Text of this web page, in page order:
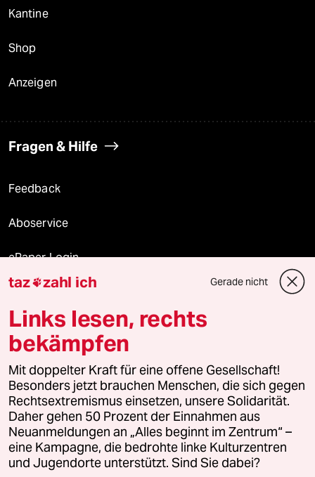
Kantine
Shop
Anzeigen
Fragen & Hilfe
Feedback
Aboservice
ePaper Login
Downloads für Abonnierende
© 2026 taz Verlags und Vertriebs GmbH
Alle Rechte vorbehalten. Bei rechtlichen Fragen oder für Genehmigungen
wenden Sie sich bitte an lizenzen@taz.de
Feedback Redaktionsstatut Kommune-Richtlinien
Leitlinie Informant Datenschutz Impressum AGB
taz zahl ich Gerade nicht
Links lesen, rechts
bekämpfen
Mit doppelter Kraft für eine offene Gesellschaft!
Besonders jetzt brauchen Menschen, die sich gegen
Rechtsextremismus einsetzen, unsere Solidarität.
Daher gehen 50 Prozent der Einnahmen aus
Neuanmeldungen an „Alles beginnt im Zentrum“ –
eine Kampagne, die bedrohte linke Kulturzentren
und Jugendorte unterstützt. Sind Sie dabei?